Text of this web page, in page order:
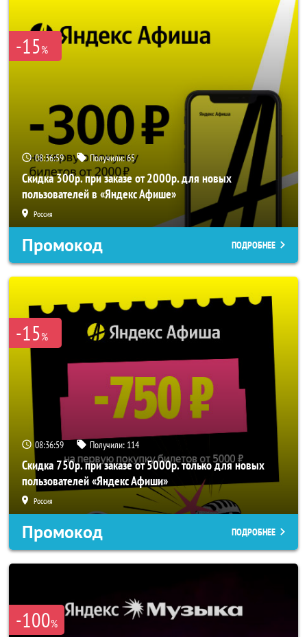
-15%
08:36:57 Получили:65
Скидка 300р. при заказе от 2000р. для новых
пользователей в «Яндекс Афише»
Россия
Промокод ПОДРОБНЕЕ
-15%
08:36:57 Получили: 114
Скидка 750р. при заказе от 5000р. только для новых
пользователей «Яндекс Афиши»
Россия
Промокод ПОДРОБНЕЕ
-100%